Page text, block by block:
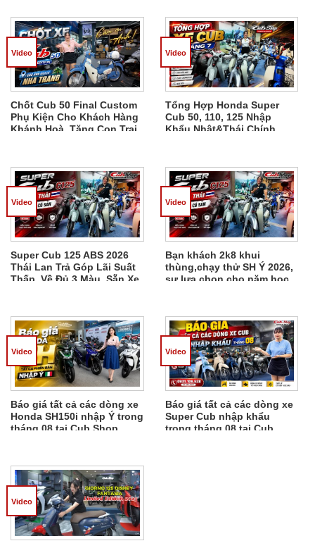
Chốt Cub 50 Final Custom
Phụ Kiện Cho Khách Hàng
Khánh Hoà, Tặng Con Trai
Video
Tổng Hợp Honda Super
Cub 50, 110, 125 Nhập
Khẩu Nhật&Thái Chính
Video
Super Cub 125 ABS 2026
Thái Lan Trả Góp Lãi Suất
Thấp, Về Đủ 3 Màu, Sẵn Xe
Video
Bạn khách 2k8 khui
thùng,chạy thử SH Ý 2026,
sự lựa chọn cho năm học
Video
Báo giá tất cả các dòng xe
Honda SH150i nhập Ý trong
tháng 08 tại Cub Shop.
Video
Báo giá tất cả các dòng xe
Super Cub nhập khẩu
trong tháng 08 tại Cub
Video
Video